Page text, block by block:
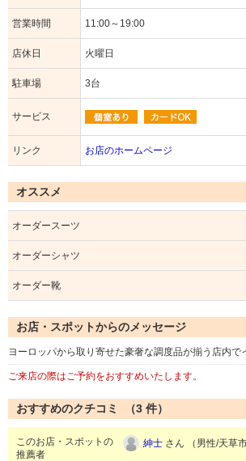
営業時間 11:00～19:00
店休日 火曜日
駐車場 3台
サービス
リンク お店のホームページ
オススメ
オーダースーツ
オーダーシャツ
オーダー靴
お店・スポットからのメッセージ
ヨーロッパから取り寄せた豪奢な調度品が揃う店内
ご来店の際はご予約をおすすめいたします。
おすすめのクチコミ （3 件）
このお店・スポットの
推薦者
紳士 さん （男性/天草